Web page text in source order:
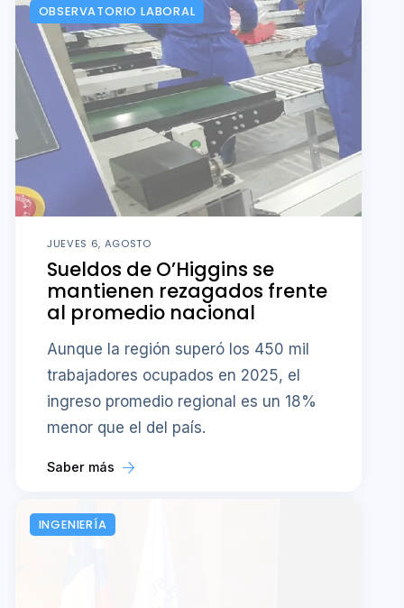
OBSERVATORIO LABORAL
JUEVES 6, AGOSTO
Sueldos de O’Higgins se
mantienen rezagados frente
al promedio nacional
Aunque la región superó los 450 mil
trabajadores ocupados en 2025, el
ingreso promedio regional es un 18%
menor que el del país.
Saber más
INGENIERÍA